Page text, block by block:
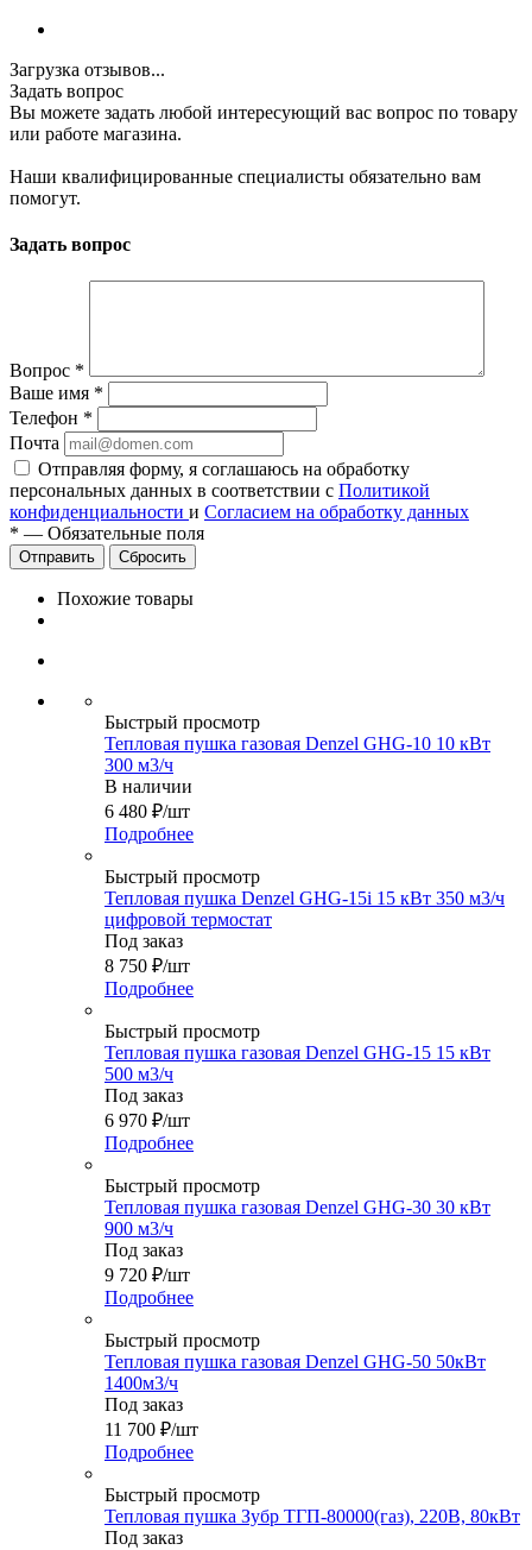
Загрузка отзывов...
Задать вопрос
Вы можете задать любой интересующий вас вопрос по товару
или работе магазина.
Наши квалифицированные специалисты обязательно вам
помогут.
Задать вопрос
Вопрос *
Ваше имя *
Телефон *
Почта
Отправляя форму, я соглашаюсь на обработку
персональных данных в соответствии с Политикой
конфиденциальности и Согласием на обработку данных
* — Обязательные поля
Сбросить
Похожие товары
Быстрый просмотр
Тепловая пушка газовая Denzel GHG-10 10 кВт
300 м3/ч
В наличии
6 480 ₽/шт
Подробнее
Быстрый просмотр
Тепловая пушка Denzel GHG-15i 15 кВт 350 м3/ч
цифровой термостат
Под заказ
8 750 ₽/шт
Подробнее
Быстрый просмотр
Тепловая пушка газовая Denzel GHG-15 15 кВт
500 м3/ч
Под заказ
6 970 ₽/шт
Подробнее
Быстрый просмотр
Тепловая пушка газовая Denzel GHG-30 30 кВт
900 м3/ч
Под заказ
9 720 ₽/шт
Подробнее
Быстрый просмотр
Тепловая пушка газовая Denzel GHG-50 50кВт
1400м3/ч
Под заказ
11 700 ₽/шт
Подробнее
Быстрый просмотр
Тепловая пушка Зубр ТГП-80000(газ), 220В, 80кВт
Под заказ